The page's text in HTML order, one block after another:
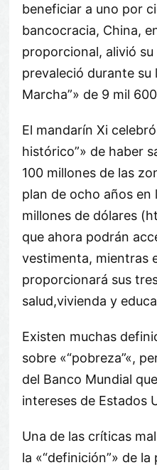
beneficiar a uno por
bancocracia, China,
proporcional, alivió
prevaleció durante su
Marcha » de 9 mil
El mandarín Xi
histórico » de haber
100 millones de las
plan de ocho años
millones de dólares
que ahora podrán
vestimenta, mientras
proporcionará sus
salud,vivienda y
Existen muchas
sobre « pobreza «,
del Banco Mundial
intereses de Estados
Una de las críticas
la « definición » de la